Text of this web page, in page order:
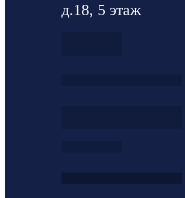
д.18, 5 этаж